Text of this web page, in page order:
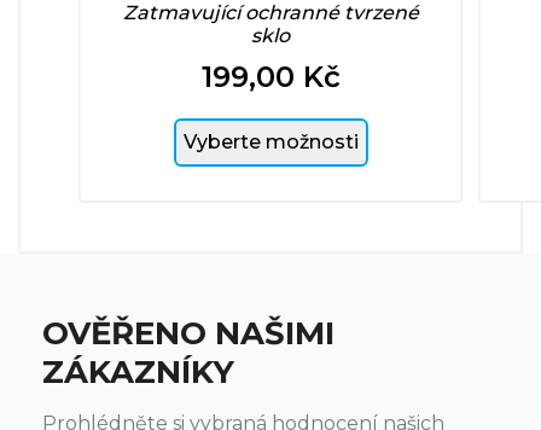
Zatmavující ochranné tvrzené
sklo
Cena
199,00 Kč
Vyberte možnosti
OVĚŘENO NAŠIMI
ZÁKAZNÍKY
Prohlédněte si vybraná hodnocení našich